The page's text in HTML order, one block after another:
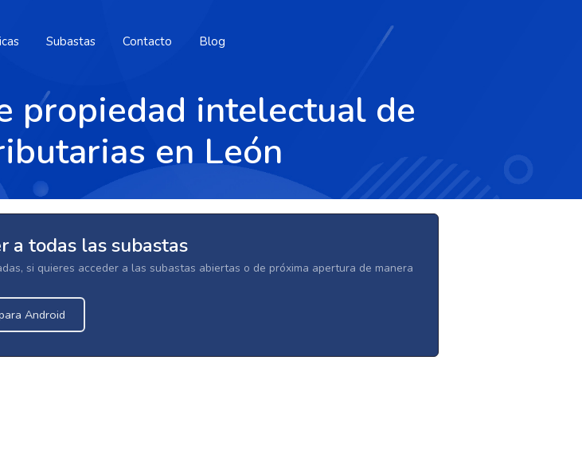
Subastas Contacto Blog
propiedad intelectual de
en León
a todas las subastas
si quieres acceder a las subastas abiertas o de próxima apertura de manera
Android